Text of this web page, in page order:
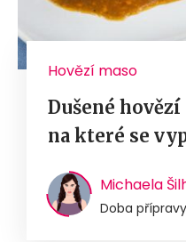
Hovězí maso
Dušené
na které se
Michaela
Doba